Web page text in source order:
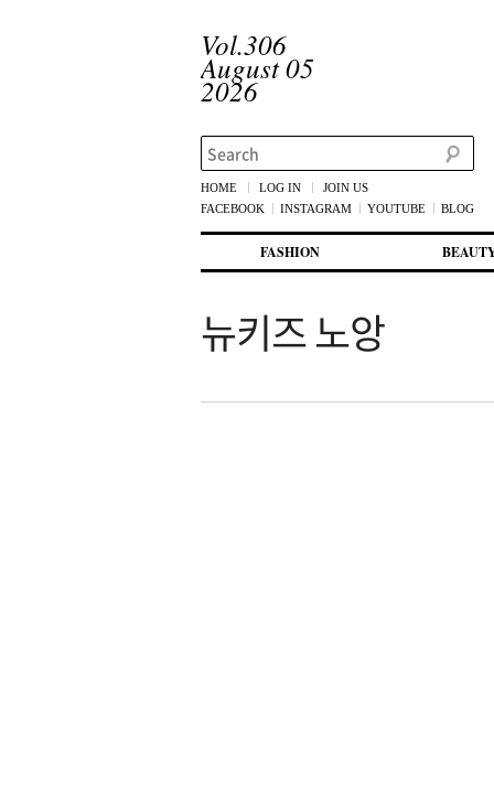
Vol.306
August 05
2026
Search
HOME LOG IN
JOIN US
FACEBOOK
INSTAGRAM YOUTUBE BLOG
첫번째 컨텐츠로 뛰어넘기
두번째 컨텐츠로 뛰어넘기
FASHION
뉴키즈 노앙